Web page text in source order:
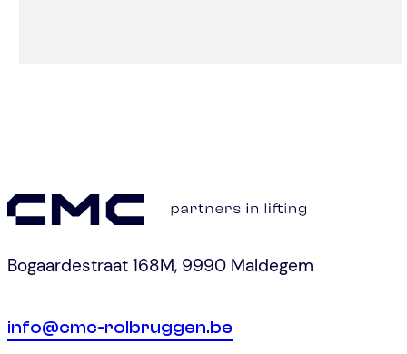
Bogaardestraat 168M, 9990 Maldegem
info@cmc-rolbruggen.be